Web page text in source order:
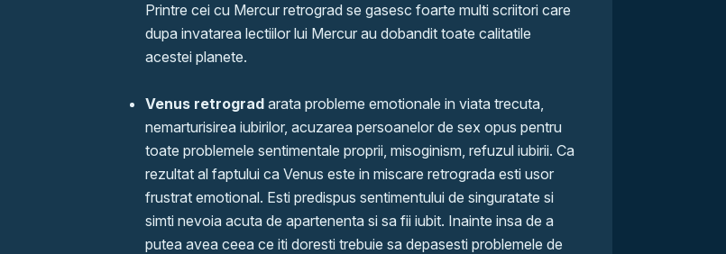
Printre cei cu Mercur retrograd se gasesc foarte multi scriitori care
dupa invatarea lectiilor lui Mercur au dobandit toate calitatile
acestei planete.
Venus retrograd arata probleme emotionale in viata trecuta,
nemarturisirea iubirilor, acuzarea persoanelor de sex opus pentru
toate problemele sentimentale proprii, misoginism, refuzul iubirii. Ca
rezultat al faptului ca Venus este in miscare retrograda esti usor
frustrat emotional. Esti predispus sentimentului de singuratate si
simti nevoia acuta de apartenenta si sa fii iubit. Inainte insa de a
putea avea ceea ce iti doresti trebuie sa depasesti problemele de